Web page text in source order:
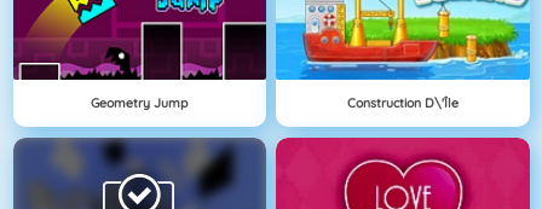
Geometry Jump Construction D\'île